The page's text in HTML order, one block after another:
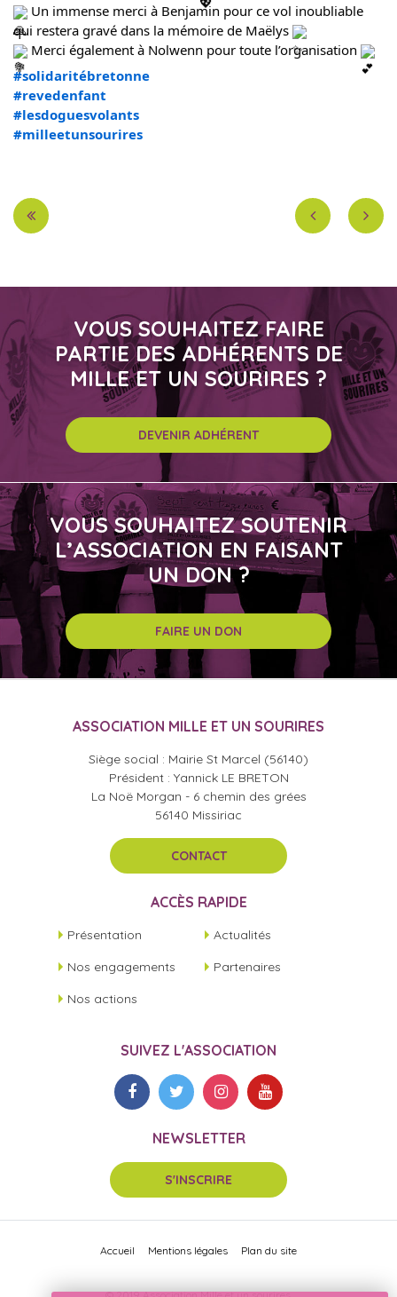
Un immense merci à Benjamin pour ce vol inoubliable
qui restera gravé dans la mémoire de Maëlys
Merci également à Nolwenn pour toute l’organisation
#solidaritébretonne
#revedenfant
#lesdoguesvolants
#milleetunsourires
VOUS SOUHAITEZ FAIRE
PARTIE DES ADHÉRENTS DE
MILLE ET UN SOURIRES ?
DEVENIR ADHÉRENT
VOUS SOUHAITEZ SOUTENIR
L’ASSOCIATION EN FAISANT
UN DON ?
FAIRE UN DON
ASSOCIATION MILLE ET UN SOURIRES
Siège social : Mairie St Marcel (56140)
Président : Yannick LE BRETON
La Noë Morgan - 6 chemin des grées
56140 Missiriac
CONTACT
ACCÈS RAPIDE
Présentation
Actualités
Nos engagements
Partenaires
Nos actions
SUIVEZ L'ASSOCIATION
NEWSLETTER
S'INSCRIRE
Accueil Mentions légales Plan du site